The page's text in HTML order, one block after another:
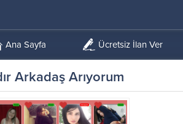
Ana Sayfa Ücretsiz İlan Ver
Arkadaş Arıyorum